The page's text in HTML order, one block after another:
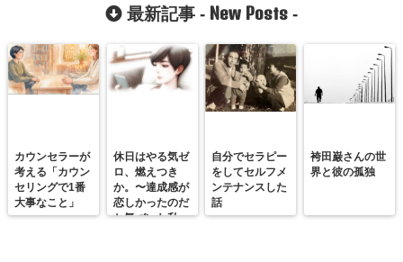
最新記事 - New Posts -
カウンセラーが
考える「カウン
セリングで1番
大事なこと」
休日はやる気ゼ
ロ、燃えつき
か。〜達成感が
恋しかったのだ
と気づいた私
自分でセラピー
をしてセルフメ
ンテナンスした
話
袴田巌さんの世
界と彼の孤独